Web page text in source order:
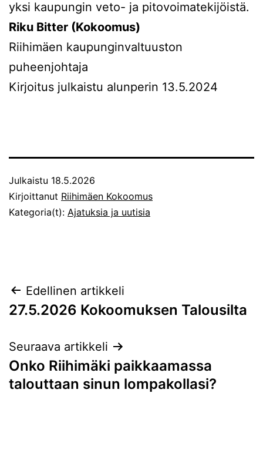
yksi kaupungin veto- ja pitovoimatekijöistä.
Riku Bitter (Kokoomus)
Riihimäen kaupunginvaltuuston
puheenjohtaja
Kirjoitus julkaistu alunperin 13.5.2024
Julkaistu 18.5.2026
Kirjoittanut Riihimäen Kokoomus
Kategoria(t): Ajatuksia ja uutisia
Artikkelien
selaus
Edellinen artikkeli
27.5.2026 Kokoomuksen Talousilta
Seuraava artikkeli
Onko Riihimäki paikkaamassa
talouttaan sinun lompakollasi?